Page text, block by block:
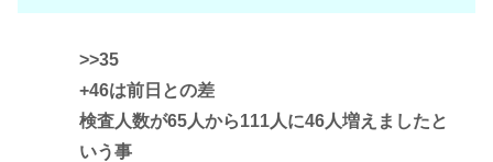
>>35
+46は前日との差
検査人数が65人から111人に46人増えましたと
いう事